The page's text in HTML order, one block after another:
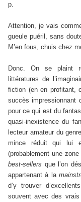
p.
Attention, je vais
gueule puéril, sans
M’en fous, chuis chez
Donc. On se plaint
littératures de
fiction (en en profitant,
succès impressionnant
pour ce qui est du
quasi-inexistence du
lecteur amateur du
mince réduit qui lui
(probablement une
best-sellers que l’on
appartenant à la
d’y trouver
souvent avec des